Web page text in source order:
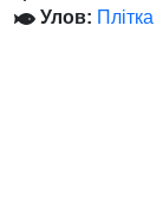
Улов: Плітка